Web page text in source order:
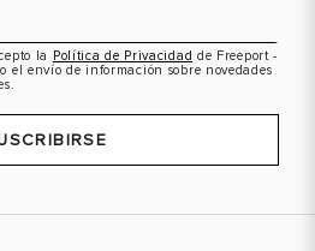
la Política de Privacidad de Freeport -
el envío de información sobre novedades